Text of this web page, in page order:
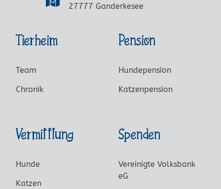
27777 Ganderkesee
Tierheim
Team
Chronik
Vermittlung
Hunde
Katzen
Pension
Hundepension
Katzenpension
Spenden
Vereinigte Volksbank
eG